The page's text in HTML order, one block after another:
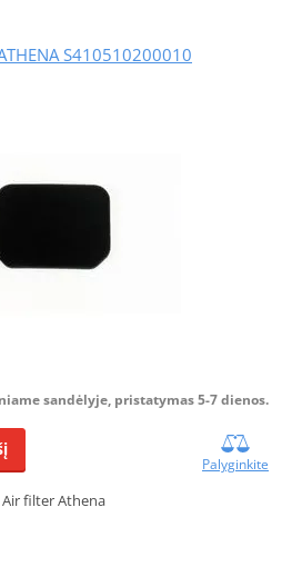
S410510200010
sandėlyje, pristatymas 5-7 dienos.
Palyginkite
Air filter Athena